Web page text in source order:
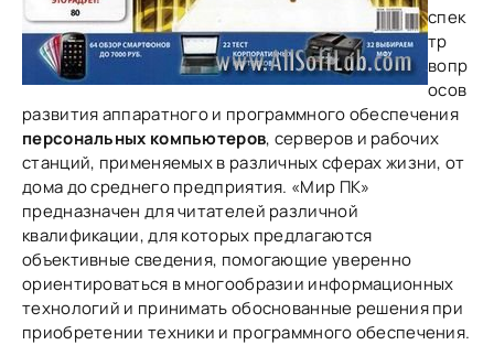
спек
тр
вопр
осов
развития аппаратного и программного обеспечения
персональных компьютеров, серверов и рабочих
станций, применяемых в различных сферах жизни, от
дома до среднего предприятия. «Мир ПК»
предназначен для читателей различной
квалификации, для которых предлагаются
объективные сведения, помогающие уверенно
ориентироваться в многообразии информационных
технологий и принимать обоснованные решения при
приобретении техники и программного обеспечения.